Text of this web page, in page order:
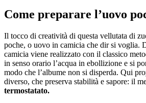
Come preparare l’uovo
Il tocco di creatività di questa vellutata di
poche, o uovo in camicia che dir si voglia.
camicia viene realizzato con il classico
in senso orario l’acqua in ebollizione e si
modo che l’albume non si disperda. Qui
diverso, che preserva stabilità e sapore: il
termostatato.